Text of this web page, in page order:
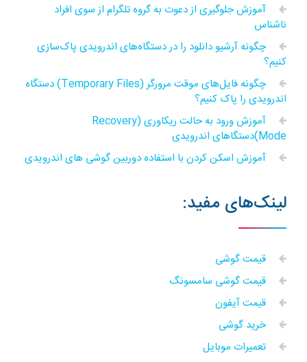
آموزش جلوگیری از دعوت به گروه تلگرام از سوی افراد
ناشناس
چگونه آرشیو دانلود را در دستگاه‌های اندرویدی پاک‌سازی
کنیم؟
چگونه فایل‌های موقت مرورگر (Temporary Files) دستگاه
اندرویدی را پاک کنیم؟
آموزش ورود به حالت ریکاوری (Recovery
Mode)دستگاهای اندرویدی
آموزش اسکن کردن با استفاده دوربین گوشی های اندرویدی
لینک‌های مفید:
قیمت گوشی
قیمت گوشی سامسونگ
قیمت آیفون
خرید گوشی
تعمیرات موبایل